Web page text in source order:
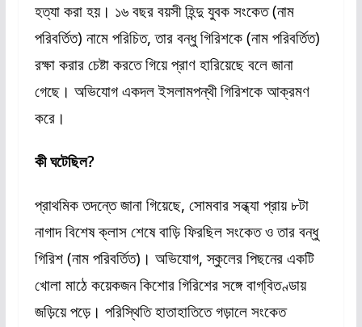
হত্যা করা হয়। ১৬ বছর বয়সী হিন্দু যুবক সংকেত (নাম
পরিবর্তিত) নামে পরিচিত, তার বন্ধু গিরিশকে (নাম পরিবর্তিত)
রক্ষা করার চেষ্টা করতে গিয়ে প্রাণ হারিয়েছে বলে জানা
গেছে। অভিযোগ একদল ইসলামপন্থী গিরিশকে আক্রমণ
করে।
কী ঘটেছিল?
প্রাথমিক তদন্তে জানা গিয়েছে, সোমবার সন্ধ্যা প্রায় ৮টা
নাগাদ বিশেষ ক্লাস শেষে বাড়ি ফিরছিল সংকেত ও তার বন্ধু
গিরিশ (নাম পরিবর্তিত)। অভিযোগ, স্কুলের পিছনের একটি
খোলা মাঠে কয়েকজন কিশোর গিরিশের সঙ্গে বাগ্‌বিতণ্ডায়
জড়িয়ে পড়ে। পরিস্থিতি হাতাহাতিতে গড়ালে সংকেত